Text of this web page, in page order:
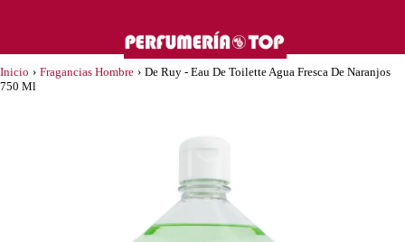
Inicio › Fragancias Hombre › De Ruy - Eau De Toilette Agua Fresca De Naranjos
750 Ml